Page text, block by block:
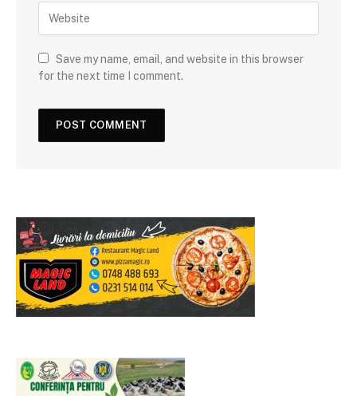
Save my name, email, and website in this browser
for the next time I comment.